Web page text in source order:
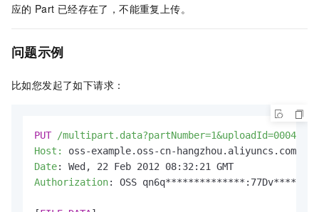
应的 Part 已经存在了，不能重复上传。
问题示例
比如您发起了如下请求：
PUT /
Host:
Date:
Authorization: OSS